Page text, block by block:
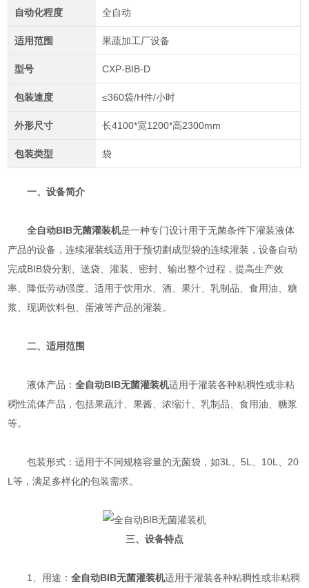
自动化程度 全自动
适用范围 果蔬加工厂设备
型号 CXP-BIB-D
包装速度 ≤360袋/H件/小时
外形尺寸 长4100*宽1200*高2300mm
包装类型 袋
一、设备简介
全自动BIB无菌灌装机是一种专门设计用于无菌条件下灌装液体
产品的设备，连续灌装线适用于预切劃成型袋的连续灌装，设备自动
完成BIB袋分割、送袋、灌装、密封、输出整个过程，提高生产效
率、降低劳动强度。适用于饮用水、酒、果汁、乳制品、食用油、糖
浆、现调饮料包、蛋液等产品的灌装。
二、适用范围
液体产品：全自动BIB无菌灌装机适用于灌装各种粘稠性或非粘
稠性流体产品，包括果蔬汁、果酱、浓缩汁、乳制品、食用油、糖浆
等。
包装形式：适用于不同规格容量的无菌袋，如3L、5L、10L、20
L等，满足多样化的包装需求。
三、设备特点
1、用途：全自动BIB无菌灌装机适用于灌装各种粘稠性或非粘稠